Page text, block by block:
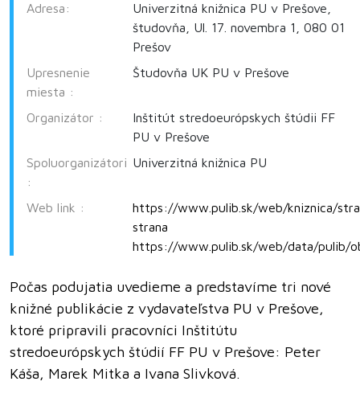
Adresa:
Univerzitná knižnica PU v Prešove,
študovňa, Ul. 17. novembra 1, 080 01
Prešov
Upresnenie
miesta :
Študovňa UK PU v Prešove
Organizátor :
Inštitút stredoeurópskych štúdii FF
PU v Prešove
Spoluorganizátori
:
Univerzitná knižnica PU
Web link :
https://www.pulib.sk/web/kniznica/
strana
https://www.pulib.sk/web/data/pulib/
Počas podujatia uvedieme a predstavíme tri nové
knižné publikácie z vydavateľstva PU v Prešove,
ktoré pripravili pracovníci Inštitútu
stredoeurópskych štúdií FF PU v Prešove: Peter
Káša, Marek Mitka a Ivana Slivková.